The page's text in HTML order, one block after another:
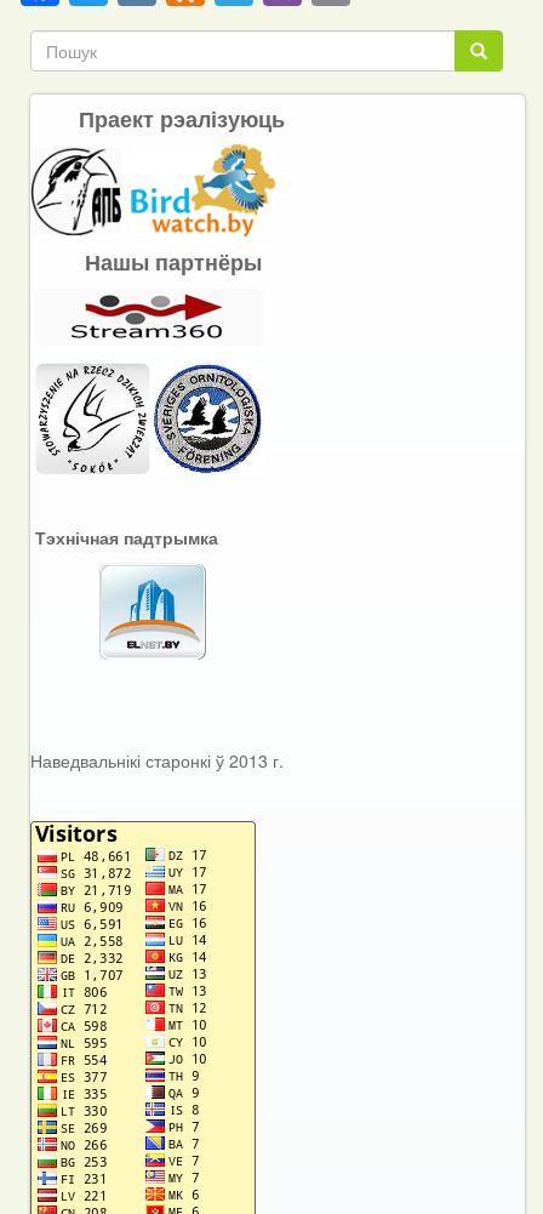
Link Пошук
Пошук
Праект рэалізуюць
Нашы партнёры
Тэхнічная падтрымка
Наведвальнікі старонкі ў 2013 г.